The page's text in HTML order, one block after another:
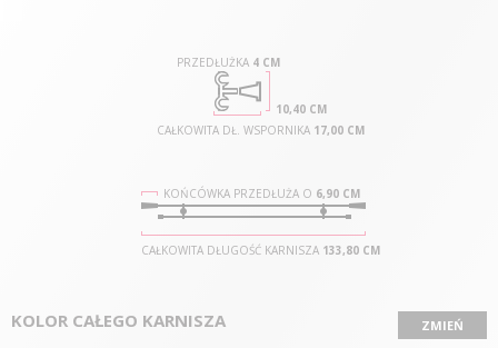
KOŃCÓWKA PRZEDŁUŻA O 6,90 CM
CAŁKOWITA DŁUGOŚĆ KARNISZA 133,80 CM
PRZEDŁUŻKA 4 CM
10,40 CM
CAŁKOWITA DŁ. WSPORNIKA 17,00 CM
KOLOR CAŁEGO KARNISZA ZMIEŃ